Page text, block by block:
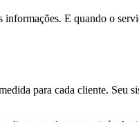
E quando o
para cada cliente. Seu